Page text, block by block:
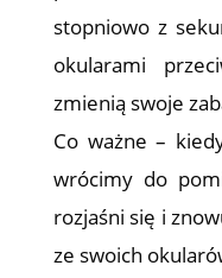
stopniowo z
okularami
zmienią swoje
Co ważne –
wrócimy do
rozjaśni się i
ze swoich